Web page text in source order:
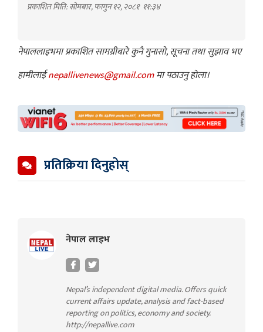
प्रकाशित मिति: सोमबार, फागुन १२, २०८१ ११:३४
नेपाललाइभमा प्रकाशित सामग्रीबारे कुनै गुनासो, सूचना तथा सुझाव भए
हामीलाईnepallivenews@gmail.comमा पठाउनु होला।
प्रतिक्रिया दिनुहोस्
नेपाल लाइभ
Nepal’s independent digital media. Offers quick
current affairs update, analysis and fact-based
reporting on politics, economy and society.
http://nepallive.com